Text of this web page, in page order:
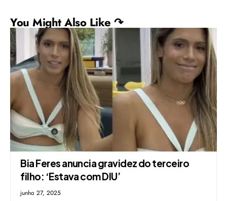
You Might Also Like ↷
Bia Feres anuncia gravidez do terceiro
filho: ‘Estava com DIU’
junho 27, 2025